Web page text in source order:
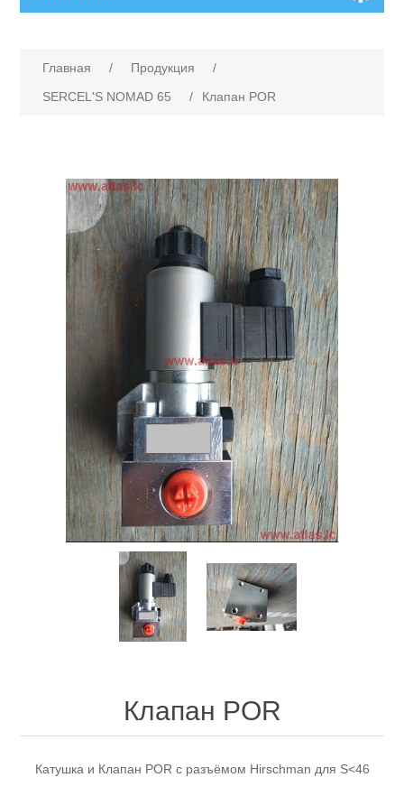
Главная / Продукция
/
SERCEL'S NOMAD 65
/ Клапан POR
Клапан POR
Катушка и Клапан POR с разъёмом Hirschman для S<46